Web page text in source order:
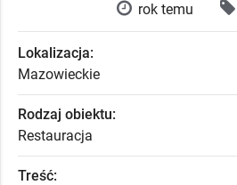
rok temu
Lokalizacja:
Mazowieckie
Rodzaj obiektu:
Restauracja
Treść: